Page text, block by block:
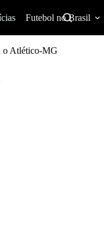
Futebol no Brasil
o Atlético-MG